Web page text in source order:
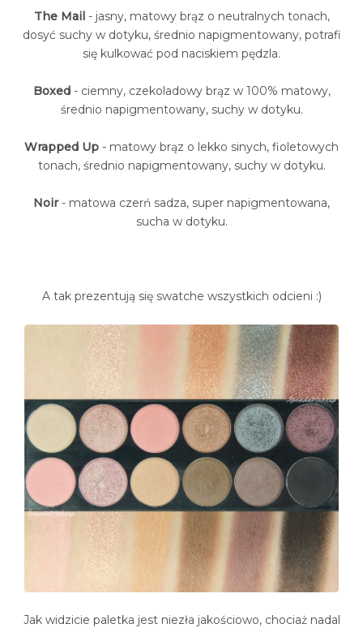
The Mail - jasny, matowy brąz o neutralnych tonach,
dosyć suchy w dotyku, średnio napigmentowany, potrafi
się kulkować pod naciskiem pędzla.
Boxed- ciemny, czekoladowy brąz w 100% matowy,
średnio napigmentowany, suchy w dotyku.
Wrapped Up - matowy brąz o lekko sinych, fioletowych
tonach, średnio napigmentowany, suchy w dotyku.
Noir- matowa czerń sadza, super napigmentowana,
sucha w dotyku.
A tak prezentują się swatche wszystkich odcieni :)
Jak widzicie paletka jest niezła jakościowo, chociaż nadal